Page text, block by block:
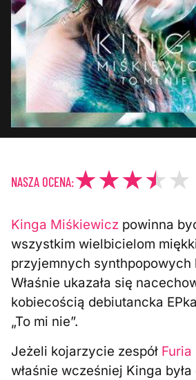
NASZA OCENA:
Kinga Miśkiewicz powinna
wszystkim wielbicielom
przyjemnych synthpopowych
Właśnie ukazała się
kobiecością debiutancka
„To mi nie”.
Jeżeli kojarzycie zespół Furia
właśnie wcześniej Kinga